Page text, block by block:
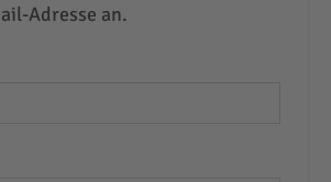
Adresse an.